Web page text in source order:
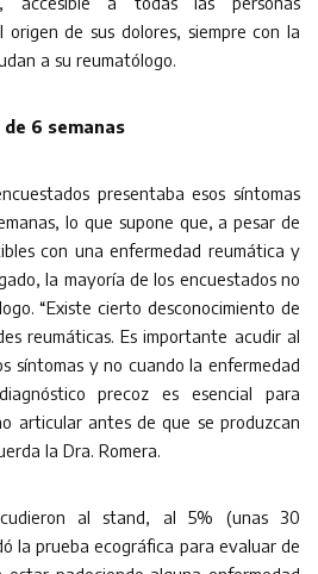
de sus dolores, siempre con la
a su reumatólogo.
6 semanas
presentaba esos síntomas
lo que supone que, a pesar de
con una enfermedad reumática y
la mayoría de los encuestados no
“Existe cierto desconocimiento de
reumáticas. Es importante acudir al
síntomas y no cuando la enfermedad
precoz es esencial para
articular antes de que se produzcan
la Dra. Romera.
al stand, al 5% (unas 30
la prueba ecográfica para evaluar de